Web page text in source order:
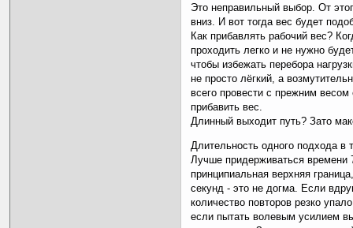
Это неправильный выбор. От
вниз. И вот тогда вес будет
Как прибавлять рабочий вес?
проходить легко и не нужно
чтобы избежать перебора
не просто лёгкий, а
всего провести с прежним
прибавить вес.
Длинный выходит путь? Зато
Длительность одного подхода в
Лучше придерживаться времени
принципиальная верхняя
секунд - это не догма. Если
количество повторов резко
если пытать волевым усилием